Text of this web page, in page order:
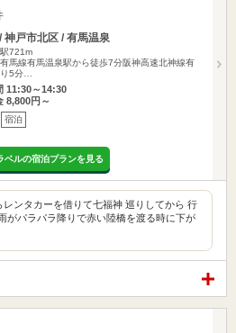
神戸市北区 / 有馬温泉
721m
馬線有馬温泉駅から徒歩7分阪神高速北神線有
5分…
11:30～14:30
8,800円～
宿泊
ベルの宿泊プランを見る
レンタカーを借りて七福神 巡りしてから 行
がパラパラ降りで赤い陸橋を渡る時に下が